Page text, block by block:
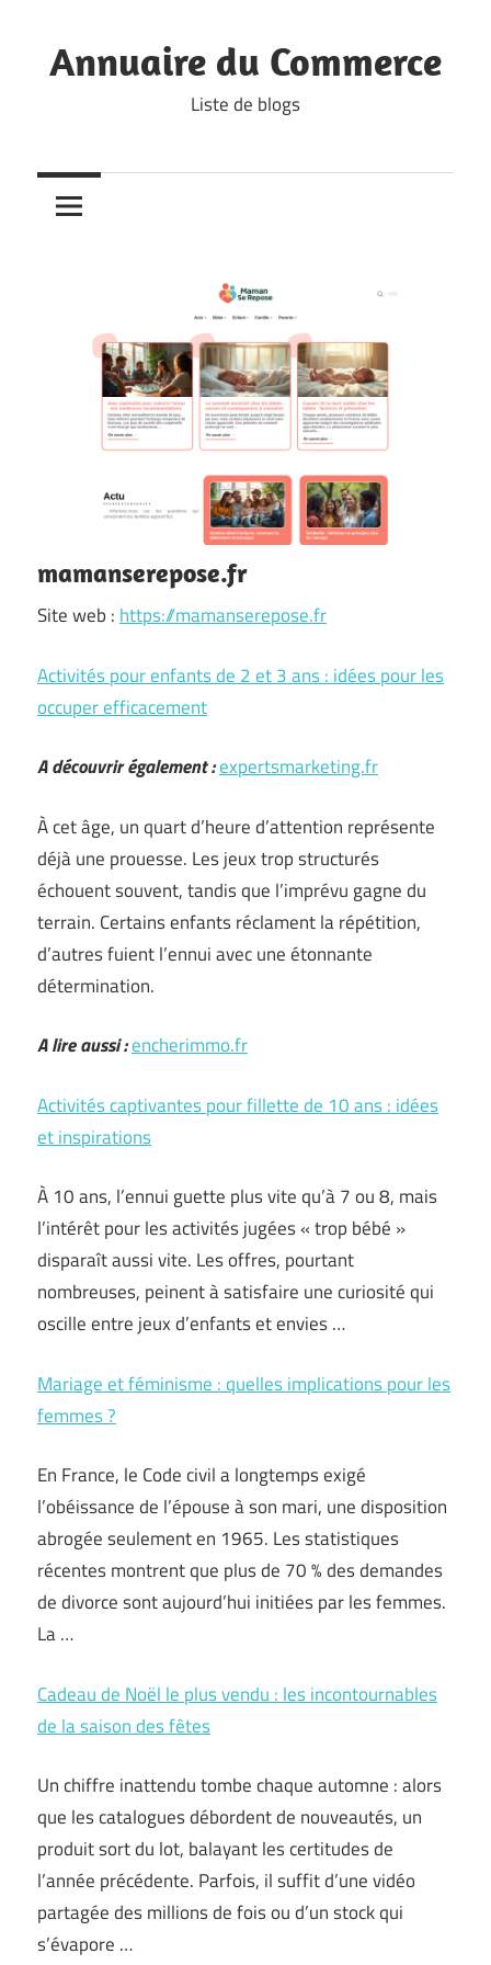
content
Annuaire du Commerce
Liste de blogs
mamanserepose.fr
Site web : https://mamanserepose.fr
Activités pour enfants de 2 et 3 ans : idées pour les
occuper efficacement
A découvrir également :expertsmarketing.fr
À cet âge, un quart d’heure d’attention représente
déjà une prouesse. Les jeux trop structurés
échouent souvent, tandis que l’imprévu gagne du
terrain. Certains enfants réclament la répétition,
d’autres fuient l’ennui avec une étonnante
détermination.
A lire aussi :encherimmo.fr
Activités captivantes pour fillette de 10 ans : idées
et inspirations
À 10 ans, l’ennui guette plus vite qu’à 7 ou 8, mais
l’intérêt pour les activités jugées « trop bébé »
disparaît aussi vite. Les offres, pourtant
nombreuses, peinent à satisfaire une curiosité qui
oscille entre jeux d’enfants et envies …
Mariage et féminisme : quelles implications pour les
femmes ?
En France, le Code civil a longtemps exigé
l’obéissance de l’épouse à son mari, une disposition
abrogée seulement en 1965. Les statistiques
récentes montrent que plus de 70 % des demandes
de divorce sont aujourd’hui initiées par les femmes.
La …
Cadeau de Noël le plus vendu : les incontournables
de la saison des fêtes
Un chiffre inattendu tombe chaque automne : alors
que les catalogues débordent de nouveautés, un
produit sort du lot, balayant les certitudes de
l’année précédente. Parfois, il suffit d’une vidéo
partagée des millions de fois ou d’un stock qui
s’évapore …